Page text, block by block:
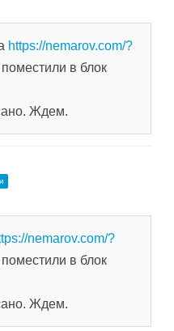
https://nemarov.com/?
в блок
Ждем.
nemarov.com/?
в блок
Ждем.